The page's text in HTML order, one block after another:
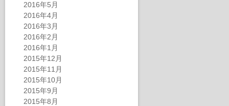
2016年5月
2016年4月
2016年3月
2016年2月
2016年1月
2015年12月
2015年11月
2015年10月
2015年9月
2015年8月